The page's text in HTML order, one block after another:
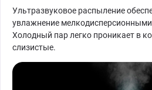
Ультразвуковое распыление
увлажнение
Холодный пар легко проникает в
слизистые.